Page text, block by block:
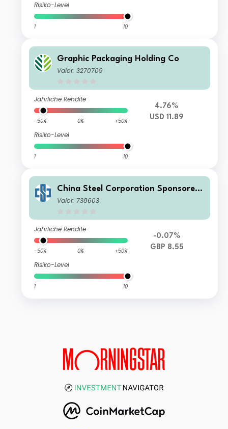
Risiko-Level
1 10
Graphic Packaging Holding Co
Valor: 3270709
Jährliche Rendite
-50% 0% +50%
Risiko-Level
1 10
4.76%
USD 11.89
China Steel Corporation Sponsored
GDR
Valor: 738603
Jährliche Rendite
-50% 0% +50%
Risiko-Level
1 10
-0.07%
GBP 8.55